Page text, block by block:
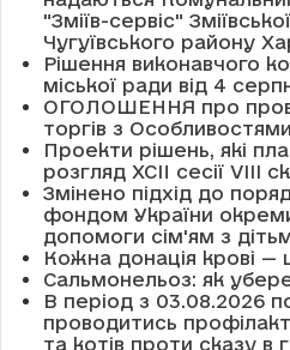
"Зміїв-сервіс"
Чугуївського району
Рішення виконавчого
міської ради від 4
ОГОЛОШЕННЯ про
торгів з Особливостями
Проекти рішень, які
розгляд XCII сесії VІІІ
Змінено підхід до
фондом України
допомоги сім'ям з
Кожна донація крові —
Сальмонельоз: як
В період з 03.08.2026
проводитись
та котів проти сказу в